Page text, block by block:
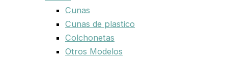
Cunas
Cunas de plastico
Colchonetas
Otros Modelos